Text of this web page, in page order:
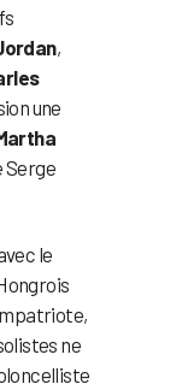
,
une
Serge
le
ne